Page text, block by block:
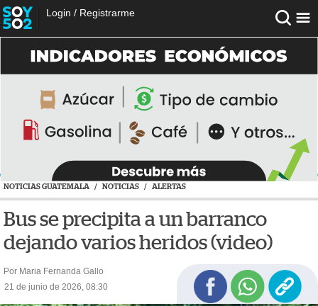
Login / Registrarme
NOTICIAS GUATEMALA / NOTICIAS / ALERTAS
Bus se precipita a un barranco
dejando varios heridos (video)
Por Maria Fernanda Gallo
21 de junio de 2026, 08:30